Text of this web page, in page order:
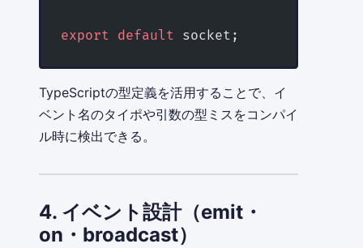
export default socket;
TypeScriptの型定義を活用することで、イ
ベント名のタイポや引数の型ミスをコンパイ
ル時に検出できる。
4. イベント設計（emit・
on・broadcast）